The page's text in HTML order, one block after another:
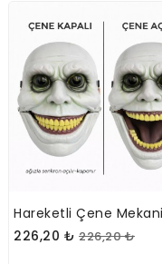
226,20 ₺ 226,20 ₺